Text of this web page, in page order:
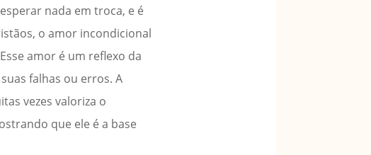
nada em troca, e é
o amor incondicional
amor é um reflexo da
falhas ou erros. A
vezes valoriza o
que ele é a base